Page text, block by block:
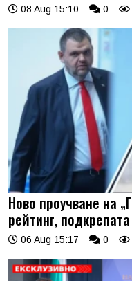
08 Aug 15:10 0
Ново проучване на
рейтинг,
06 Aug 15:17 0